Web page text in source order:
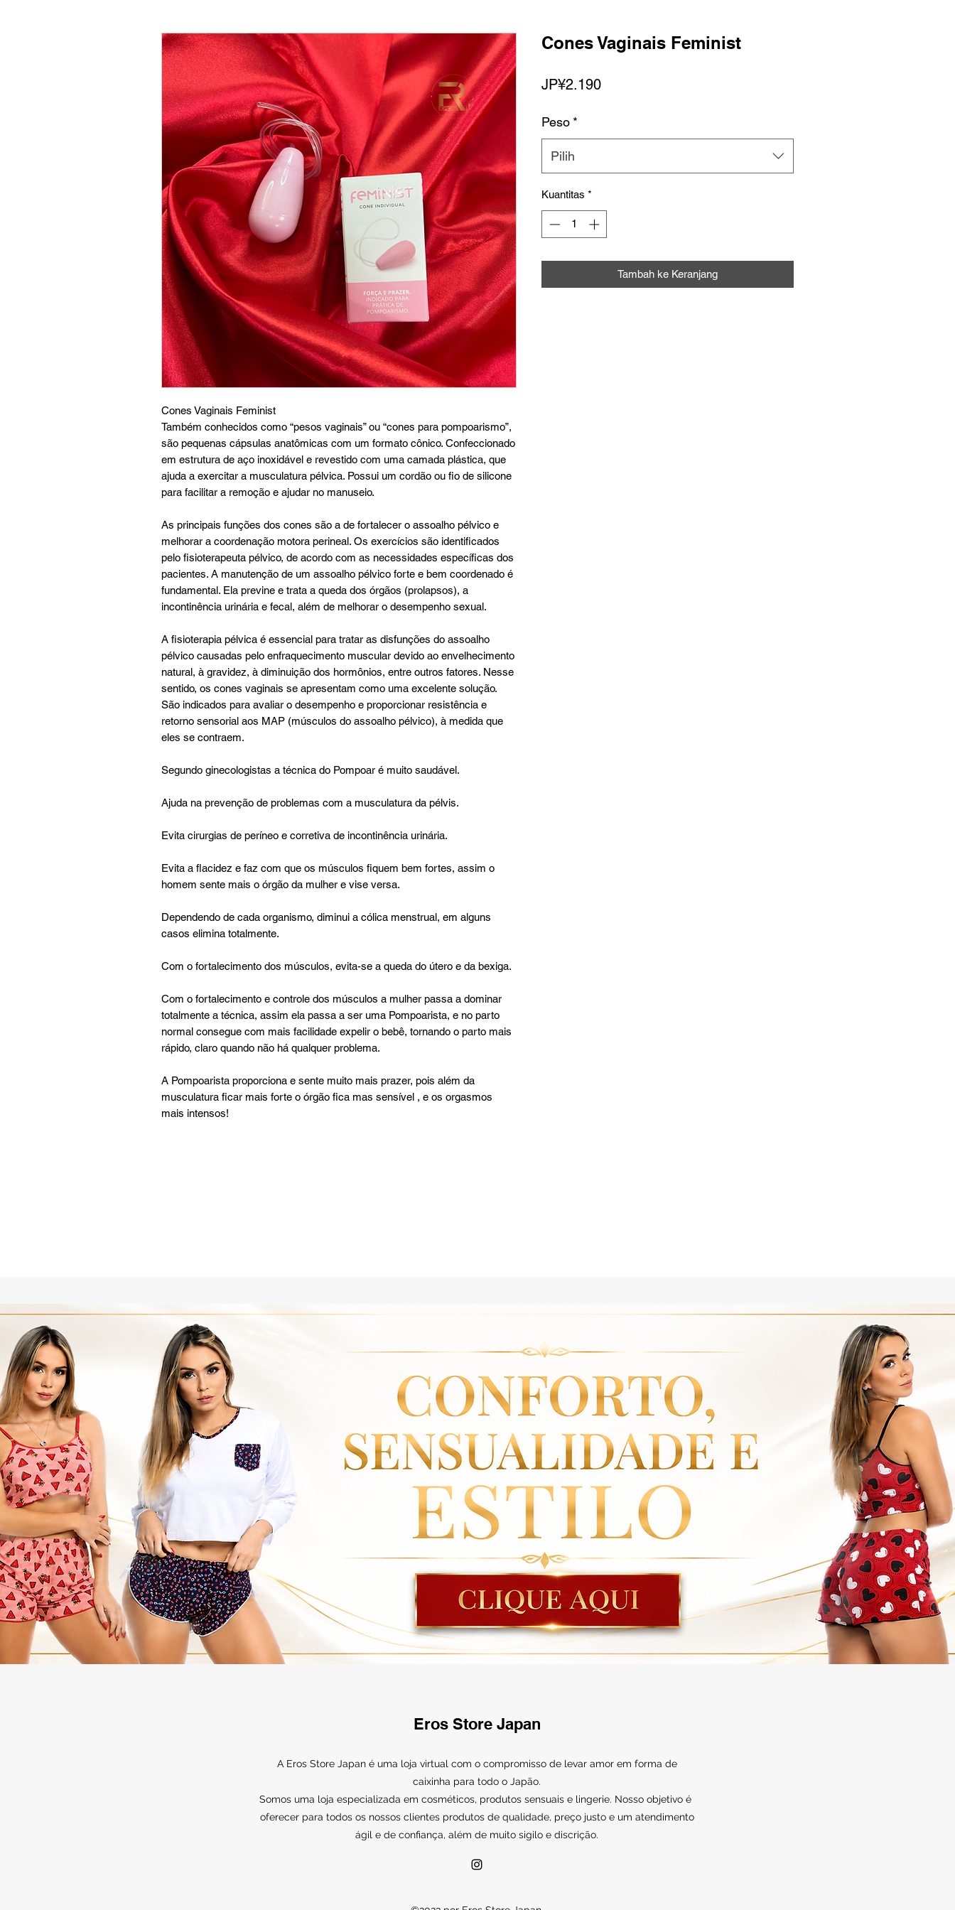
Cones Vaginais Feminist
Também conhecidos como “pesos vaginais” ou “cones para pompoarismo”,
são pequenas cápsulas anatômicas com um formato cônico. Confeccionado
em estrutura de aço inoxidável e revestido com uma camada plástica, que
ajuda a exercitar a musculatura pélvica. Possui um cordão ou fio de silicone
para facilitar a remoção e ajudar no manuseio.
As principais funções dos cones são a de fortalecer o assoalho pélvico e
melhorar a coordenação motora perineal. Os exercícios são identificados
pelo fisioterapeuta pélvico, de acordo com as necessidades específicas dos
pacientes. A manutenção de um assoalho pélvico forte e bem coordenado é
fundamental. Ela previne e trata a queda dos órgãos (prolapsos), a
incontinência urinária e fecal, além de melhorar o desempenho sexual.
A fisioterapia pélvica é essencial para tratar as disfunções do assoalho
pélvico causadas pelo enfraquecimento muscular devido ao envelhecimento
natural, à gravidez, à diminuição dos hormônios, entre outros fatores. Nesse
sentido, os cones vaginais se apresentam como uma excelente solução.
São indicados para avaliar o desempenho e proporcionar resistência e
retorno sensorial aos MAP (músculos do assoalho pélvico), à medida que
eles se contraem.
Segundo ginecologistas a técnica do Pompoar é muito saudável.
Ajuda na prevenção de problemas com a musculatura da pélvis.
Evita cirurgias de períneo e corretiva de incontinência urinária.
Evita a flacidez e faz com que os músculos fiquem bem fortes, assim o
homem sente mais o órgão da mulher e vise versa.
Dependendo de cada organismo, diminui a cólica menstrual, em alguns
casos elimina totalmente.
Com o fortalecimento dos músculos, evita-se a queda do útero e da bexiga.
Com o fortalecimento e controle dos músculos a mulher passa a dominar
totalmente a técnica, assim ela passa a ser uma Pompoarista, e no parto
normal consegue com mais facilidade expelir o bebê, tornando o parto mais
rápido, claro quando não há qualquer problema.
A Pompoarista proporciona e sente muito mais prazer, pois além da
musculatura ficar mais forte o órgão fica mas sensível , e os orgasmos
mais intensos!
Cones Vaginais Feminist
JP¥2.190Harga
Peso *
Pilih
Kuantitas *
Tambah ke Keranjang
Eros Store Japan
A Eros Store Japan é uma loja virtual com o compromisso de levar amor em forma de
caixinha para todo o Japão.
Somos uma loja especializada em cosméticos, produtos sensuais e lingerie. Nosso objetivo é
oferecer para todos os nossos clientes produtos de qualidade, preço justo e um atendimento
ágil e de confiança, além de muito sigilo e discrição.